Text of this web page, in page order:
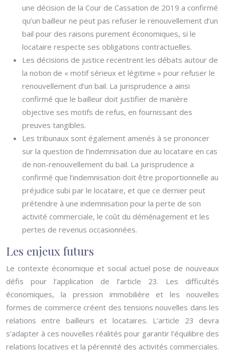
une décision de la Cour de Cassation de 2019 a confirmé
qu’un bailleur ne peut pas refuser le renouvellement d’un
bail pour des raisons purement économiques, si le
locataire respecte ses obligations contractuelles.
Les décisions de justice recentrent les débats autour de
la notion de « motif sérieux et légitime » pour refuser le
renouvellement d’un bail. La jurisprudence a ainsi
confirmé que le bailleur doit justifier de manière
objective ses motifs de refus, en fournissant des
preuves tangibles.
Les tribunaux sont également amenés à se prononcer
sur la question de l’indemnisation due au locataire en cas
de non-renouvellement du bail. La jurisprudence a
confirmé que l’indemnisation doit être proportionnelle au
préjudice subi par le locataire, et que ce dernier peut
prétendre à une indemnisation pour la perte de son
activité commerciale, le coût du déménagement et les
pertes de revenus occasionnées.
Les enjeux futurs
Le contexte économique et social actuel pose de nouveaux
défis pour l’application de l’article 23. Les difficultés
économiques, la pression immobilière et les nouvelles
formes de commerce créent des tensions nouvelles dans les
relations entre bailleurs et locataires. L’article 23 devra
s’adapter à ces nouvelles réalités pour garantir l’équilibre des
relations locatives et la pérennité des activités commerciales.